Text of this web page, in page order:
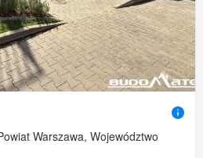
Warszawa, Województwo